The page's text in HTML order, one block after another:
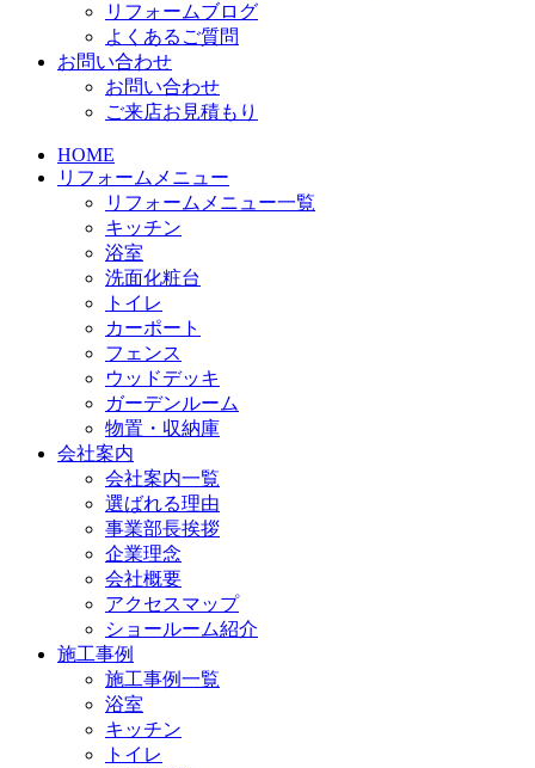
リフォームブログ
よくあるご質問
お問い合わせ
お問い合わせ
ご来店お見積もり
HOME
リフォームメニュー
リフォームメニュー一覧
キッチン
浴室
洗面化粧台
トイレ
カーポート
フェンス
ウッドデッキ
ガーデンルーム
物置・収納庫
会社案内
会社案内一覧
選ばれる理由
事業部長挨拶
企業理念
会社概要
アクセスマップ
ショールーム紹介
施工事例
施工事例一覧
浴室
キッチン
トイレ